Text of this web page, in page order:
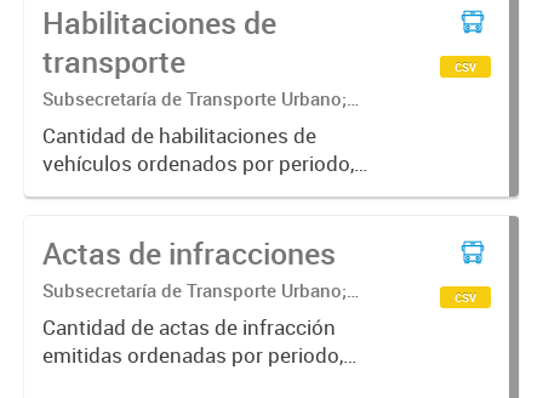
Habilitaciones de
transporte
Subsecretaría de Transporte Urbano;
Secretaría de Movilidad Urbana y
Seguridad ciudadana
Cantidad de habilitaciones de
vehículos ordenados por periodo,
categoría del transporte y calidad
csv
Actas de infracciones
Subsecretaría de Transporte Urbano;
Secretaría de Movilidad Urbana y
Seguridad ciudadana
Cantidad de actas de infracción
emitidas ordenadas por periodo,
csv